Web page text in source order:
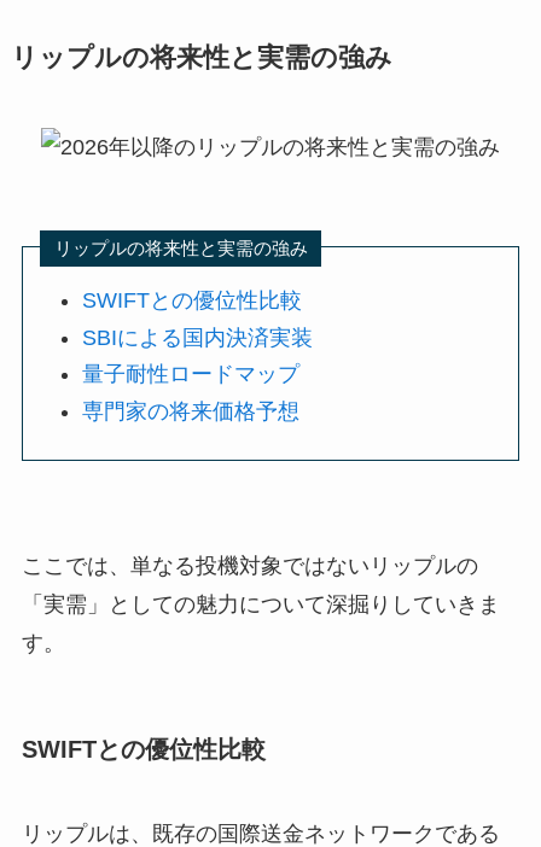
リップルの将来性と実需の強み
リップルの将来性と実需の強み
SWIFTとの優位性比較
SBIによる国内決済実装
量子耐性ロードマップ
専門家の将来価格予想
ここでは、単なる投機対象ではないリップルの
「実需」としての魅力について深掘りしていきま
す。
SWIFTとの優位性比較
リップルは、既存の国際送金ネットワークである